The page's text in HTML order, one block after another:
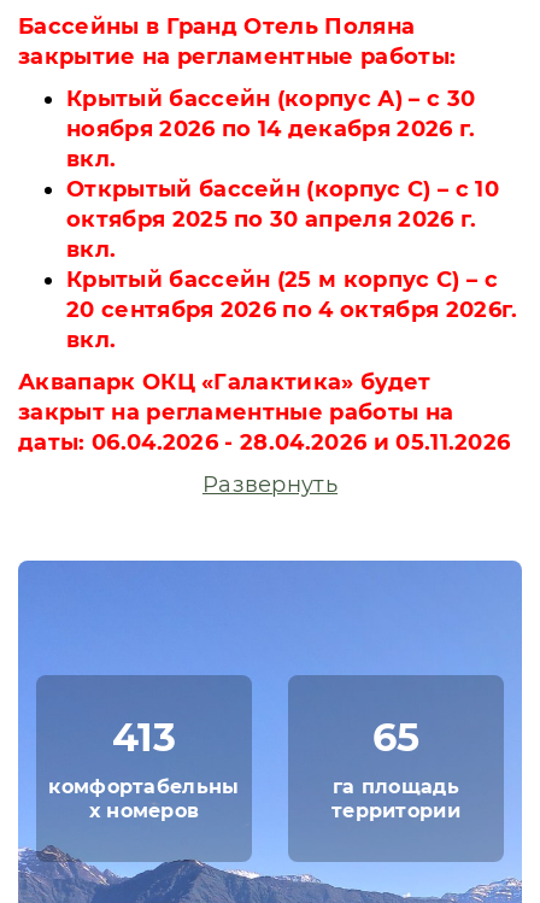
Бассейны в Гранд Отель Поляна
закрытие на регламентные работы:
Крытый бассейн (корпус А) – с 30
ноября 2026 по 14 декабря 2026 г.
вкл.
Открытый бассейн (корпус С) – с 10
октября 2025 по 30 апреля 2026 г.
вкл.
Крытый бассейн (25 м корпус С) – с
20 сентября 2026 по 4 октября 2026г.
вкл.
Аквапарк ОКЦ «Галактика» будет
закрыт на регламентные работы на
даты: 06.04.2026 - 28.04.2026 и 05.11.2026
развитой инфраструктурой на лоне
обосновался на высоте 550 метров, где в
горными вершинами и наслаждаться
В зимнее время можно в полном объеме
насладиться отдыхом на горнолыжном
Курорте. До склона подать рукой - отель
Развернуть
413
комфортабельны
х номеров
65
га площадь
территории